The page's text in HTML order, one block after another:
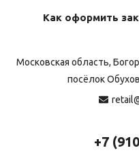
Как оформить
Московская область,
посёлок
+7